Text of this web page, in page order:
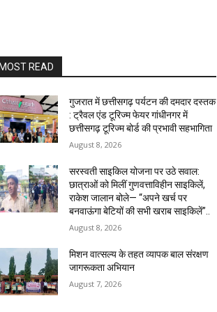
READ
गुजरात में छत्तीसगढ़ पर्यटन की दमदार दस्तक
: ट्रैवल एंड टूरिज्म फेयर गांधीनगर में
छत्तीसगढ़ टूरिज्म बोर्ड की प्रभावी सहभागिता
August 8, 2026
सरस्वती साइकिल योजना पर उठे सवाल:
छात्राओं को मिलीं गुणवत्ताविहीन साइकिलें,
राकेश जालान बोले— “अपने खर्च पर
बनवाऊंगा बेटियों की सभी खराब साइकिलें”..
August 8, 2026
मिशन वात्सल्य के तहत व्यापक बाल संरक्षण
जागरूकता अभियान
August 7, 2026